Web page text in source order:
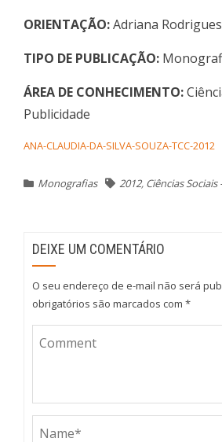
ORIENTAÇÃO:Adriana
TIPO DE PUBLICAÇÃO:
ÁREA DE CONHECIMENTO:
Publicidade
ANA-CLAUDIA-DA-SILVA-SOUZA-TCC-2012
Monografias 2012, Ciências
DEIXE UM COMENTÁRIO
O seu endereço de e-mail não será
obrigatórios são marcados com *